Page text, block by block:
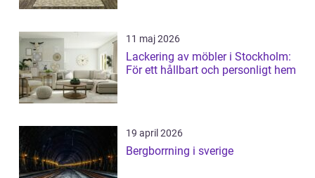
11 maj 2026
Lackering av möbler i Stockholm:
För ett hållbart och personligt hem
19 april 2026
Bergborrning i sverige